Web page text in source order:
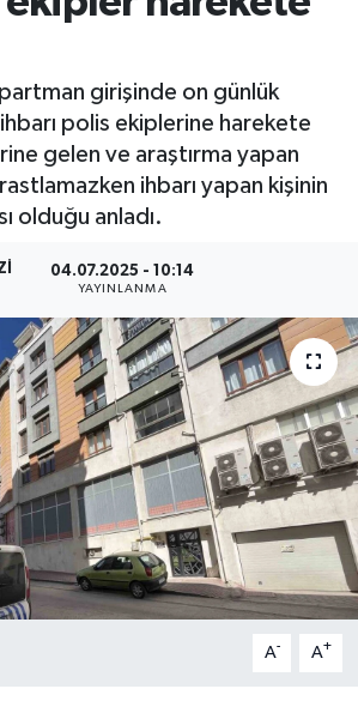
girişinde on günlük
polis ekiplerine harekete
gelen ve araştırma yapan
ihbarı yapan kişinin
olduğu anladı.
04.07.2025 - 10:14
YAYINLANMA
A- A+